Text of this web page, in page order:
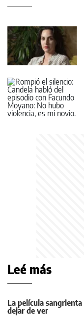
Leé más
La película
dejar de ver